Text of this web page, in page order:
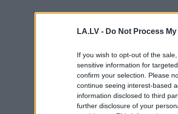
LA.LV - Do Not Process
If you wish to opt-out of the
sensitive information for
confirm your selection. Please
continue seeing interest-based
information disclosed to third
further disclosure of your